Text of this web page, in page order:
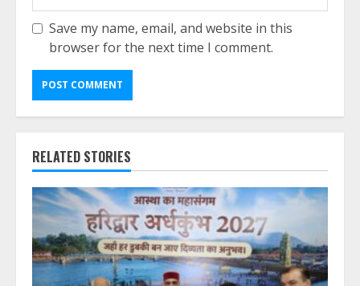
Save my name, email, and website in this
browser for the next time I comment.
RELATED STORIES